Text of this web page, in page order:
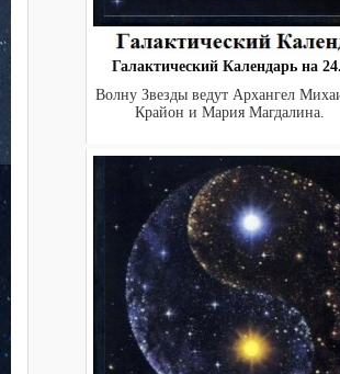
Галактический Календарь на
Волну Звезды ведут Архангел
Крайон и Мария